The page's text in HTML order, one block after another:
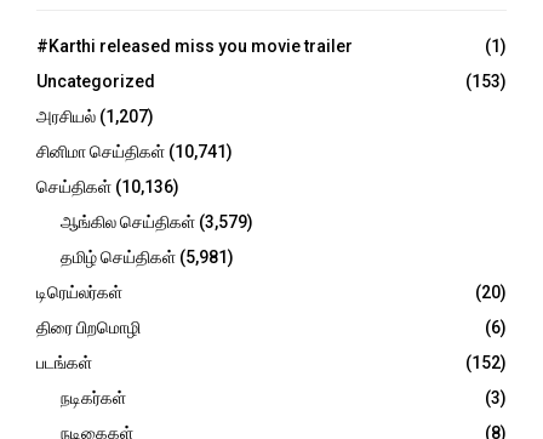
o
:
#Karthi released miss you movie trailer
(1)
Uncategorized
(153)
அரசியல் (1,207)
சினிமா செய்திகள் (10,741)
செய்திகள் (10,136)
ஆங்கில செய்திகள் (3,579)
தமிழ் செய்திகள் (5,981)
டிரெய்லர்கள்
(20)
திரை பிறமொழி
(6)
படங்கள்
(152)
நடிகர்கள்
(3)
நடிகைகள்
(8)